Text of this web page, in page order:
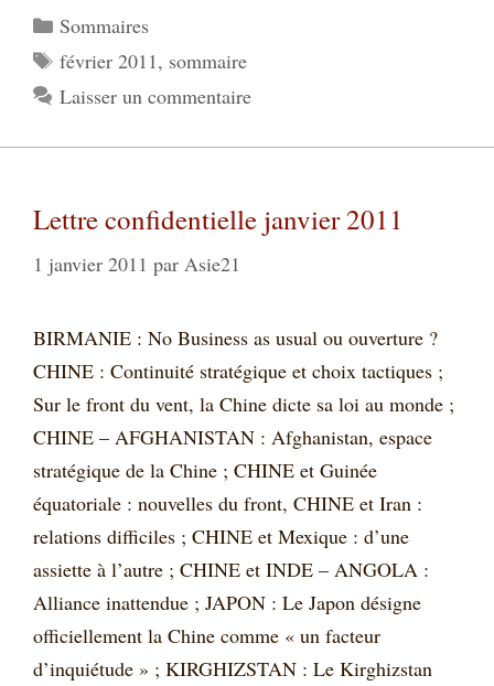
Catégories
Sommaires
Étiquettes
février 2011, sommaire
Laisser un commentaire
Lettre confidentielle janvier 2011
1 janvier 2011 par Asie21
BIRMANIE : No Business as usual ou ouverture ?
CHINE : Continuité stratégique et choix tactiques ;
Sur le front du vent, la Chine dicte sa loi au monde ;
CHINE – AFGHANISTAN : Afghanistan, espace
stratégique de la Chine ; CHINE et Guinée
équatoriale : nouvelles du front, CHINE et Iran :
relations difficiles ; CHINE et Mexique : d’une
assiette à l’autre ; CHINE et INDE – ANGOLA :
Alliance inattendue ; JAPON : Le Japon désigne
officiellement la Chine comme « un facteur
d’inquiétude » ; KIRGHIZSTAN : Le Kirghizstan